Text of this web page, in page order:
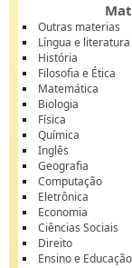
Outras materias
Língua e literatura
História
Filosofia e Ética
Matemática
Biologia
Física
Química
Inglês
Geografia
Computação
Eletrônica
Economia
Ciências Sociais
Direito
Ensino e Educação